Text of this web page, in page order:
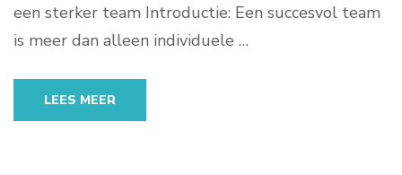
een sterker team Introductie: Een succesvol team
is meer dan alleen individuele …
LEES MEER